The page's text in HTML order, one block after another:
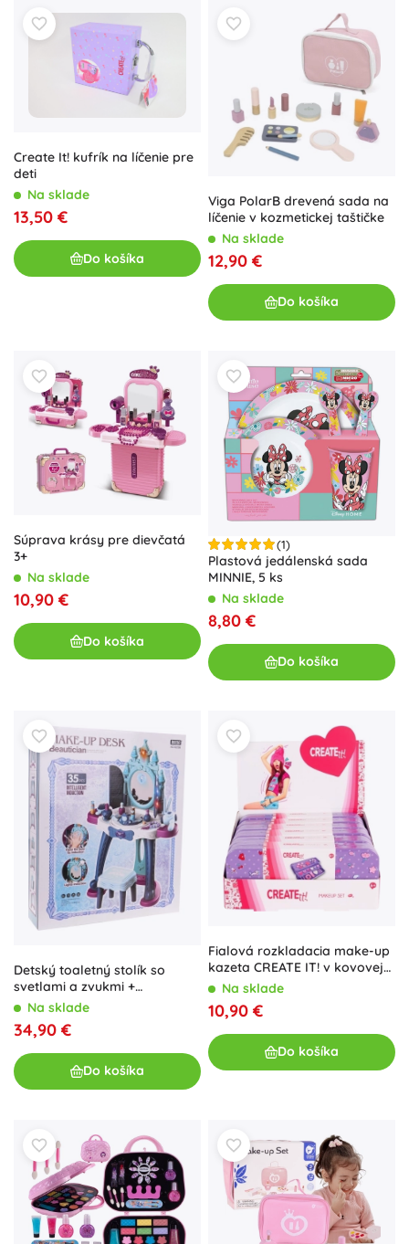
Create It! kufrík na líčenie pre
deti
Na sklade
13,50 €
Do košíka
Viga PolarB drevená sada na
líčenie v kozmetickej taštičke
Na sklade
12,90 €
Do košíka
Súprava krásy pre dievčatá
3+
Na sklade
10,90 €
Do košíka
(1)
Plastová jedálenská sada
MINNIE, 5 ks
Na sklade
8,80 €
Do košíka
Detský toaletný stolík so
svetlami a zvukmi +
príslušenstvo
Na sklade
34,90 €
Do košíka
Fialová rozkladacia make-up
kazeta CREATE IT! v kovovej
krabičke
Na sklade
10,90 €
Do košíka